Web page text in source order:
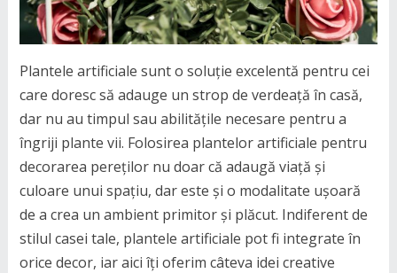
Plantele artificiale sunt o soluție excelentă pentru cei
care doresc să adauge un strop de verdeață în casă,
dar nu au timpul sau abilitățile necesare pentru a
îngriji plante vii. Folosirea plantelor artificiale pentru
decorarea pereților nu doar că adaugă viață și
culoare unui spațiu, dar este și o modalitate ușoară
de a crea un ambient primitor și plăcut. Indiferent de
stilul casei tale, plantele artificiale pot fi integrate în
orice decor, iar aici îți oferim câteva idei creative